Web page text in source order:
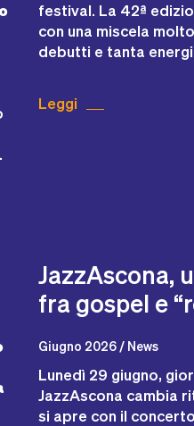
festival. La 42ª
con una miscela
debutti e tanta
Leggi
JazzAscona,
fra gospel e
Giugno 2026 / News
Lunedì 29 giugno,
JazzAscona cambia
si apre con il